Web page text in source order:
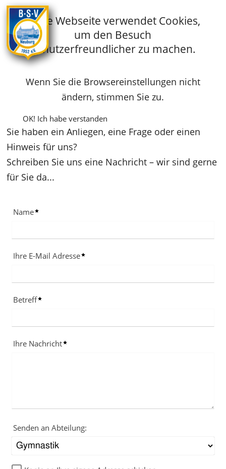
Diese Webseite verwendet Cookies,
um den Besuch
benutzerfreundlicher zu machen.
Wenn Sie die Browsereinstellungen nicht
ändern, stimmen Sie zu.
OK! Ich habe verstanden
Startseite Gymnastik Kontakt
Sie haben ein Anliegen, eine Frage oder einen
Hinweis für uns?
Schreiben Sie uns eine Nachricht – wir sind gerne
für Sie da...
Name
Ihre E-Mail Adresse
Betreff
Ihre Nachricht
Senden an Abteilung: